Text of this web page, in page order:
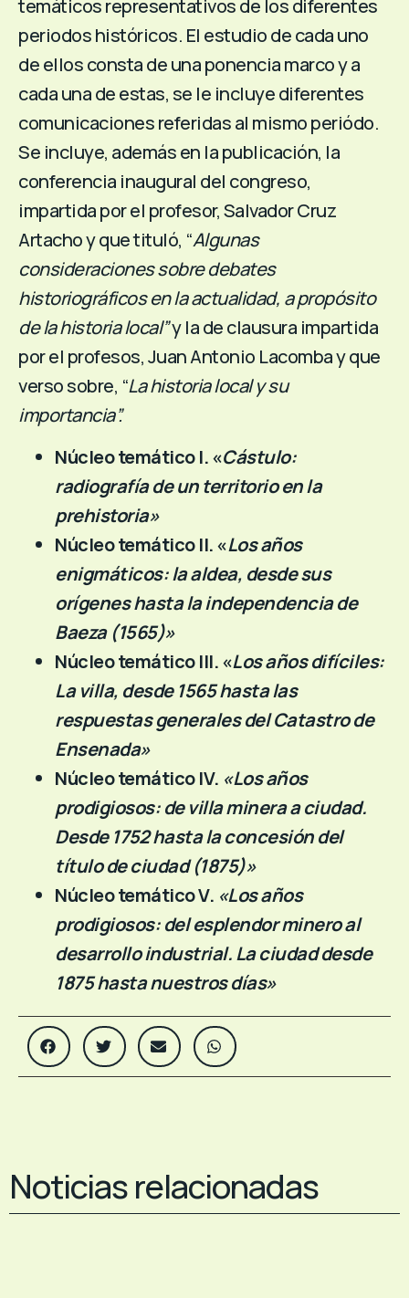
temáticos representativos de los diferentes
periodos históricos. El estudio de cada uno
de ellos consta de una ponencia marco y a
cada una de estas, se le incluye diferentes
comunicaciones referidas al mismo periódo.
Se incluye, además en la publicación, la
conferencia inaugural del congreso,
impartida por el profesor, Salvador Cruz
Artacho y que tituló, “Algunas
consideraciones sobre debates
historiográficos en la actualidad, a propósito
de la historia local”y la de clausura impartida
por el profesos, Juan Antonio Lacomba y que
verso sobre, “La historia local y su
importancia”.
Núcleo temático I. «Cástulo:
radiografía de un territorio en la
prehistoria»
Núcleo temático II. «Los años
enigmáticos: la aldea, desde sus
orígenes hasta la independencia de
Baeza (1565)»
Núcleo temático III. «Los años difíciles:
La villa, desde 1565 hasta las
respuestas generales del Catastro de
Ensenada»
Núcleo temático IV. «Los años
prodigiosos: de villa minera a ciudad.
Desde 1752 hasta la concesión del
título de ciudad (1875)»
Núcleo temático V. «Los años
prodigiosos: del esplendor minero al
desarrollo industrial. La ciudad desde
1875 hasta nuestros días»
Noticias relacionadas